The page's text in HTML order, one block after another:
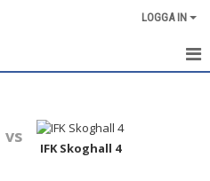
LOGGA IN
vs
IFK Skoghall 4